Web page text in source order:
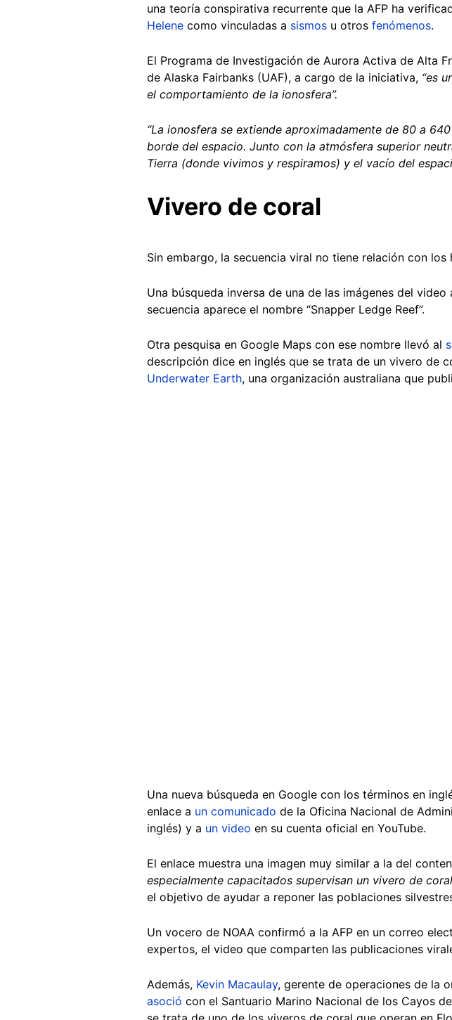
una teoría conspirativa recurrente que la AFP ha
Helene como vinculadas a sismos u otros fenómenos.
El Programa de Investigación de Aurora Activa de Alta
de Alaska Fairbanks (UAF), a cargo de la iniciativa, “es
el comportamiento de la ionosfera”.
“La ionosfera se extiende aproximadamente de 80 a
borde del espacio. Junto con la atmósfera superior
Tierra (donde vivimos y respiramos) y el vacío del
Vivero de coral
Sin embargo, la secuencia viral no tiene relación con
Una búsqueda inversa de una de las imágenes del video
secuencia aparece el nombre “Snapper Ledge Reef”.
Otra pesquisa en Google Maps con ese nombre llevó al
descripción dice en inglés que se trata de un vivero de
Underwater Earth, una organización australiana que
Una nueva búsqueda en Google con los términos en
enlace a un comunicado de la Oficina Nacional de
inglés) y a un video en su cuenta oficial en YouTube.
El enlace muestra una imagen muy similar a la del
especialmente capacitados supervisan un vivero de
el objetivo de ayudar a reponer las poblaciones
Un vocero de NOAA confirmó a la AFP en un correo
expertos, el video que comparten las publicaciones
Además, Kevin Macaulay, gerente de operaciones de la
asoció con el Santuario Marino Nacional de los Cayos